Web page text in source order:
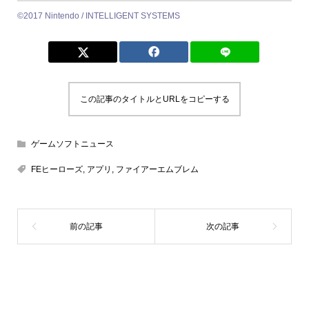
©2017 Nintendo / INTELLIGENT SYSTEMS
この記事のタイトルとURLをコピーする
ゲームソフトニュース
FEヒーローズ, アプリ , ファイアーエムブレム